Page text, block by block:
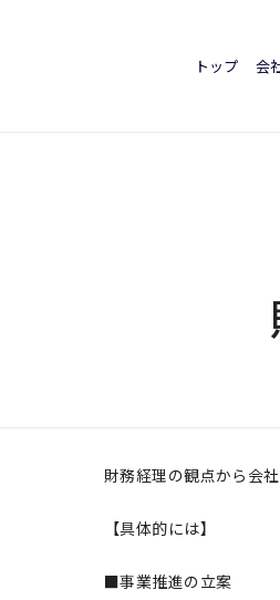
トップ 会
財務経理の観点から会
【具体的には】
■事業推進の立案